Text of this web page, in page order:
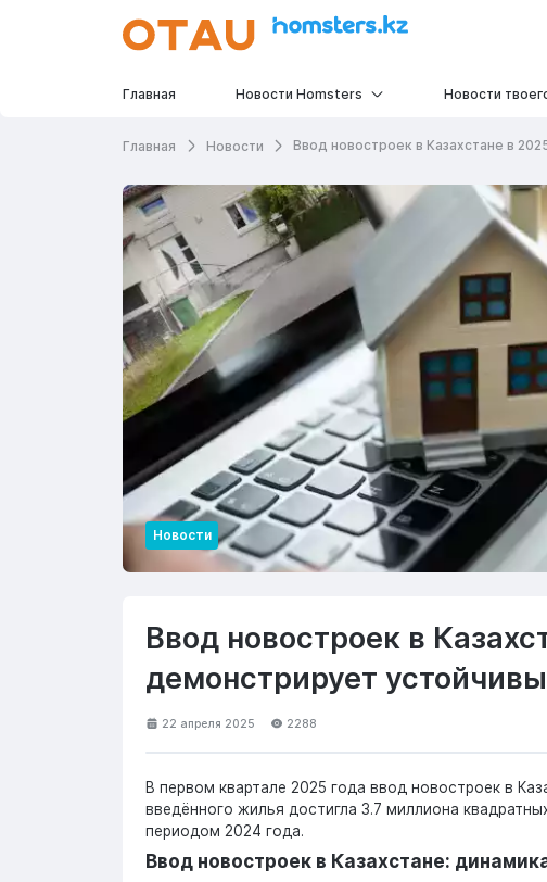
Главная Новости Homsters Новости
Главная Новости Ввод новостроек в Казахстане в
Новости
Ввод новостроек в
демонстрирует
22 апреля 2025 2288
В первом квартале 2025 года ввод новостроек в
введённого жилья достигла 3.7 миллиона
периодом 2024 года.
Ввод новостроек в Казахстане: